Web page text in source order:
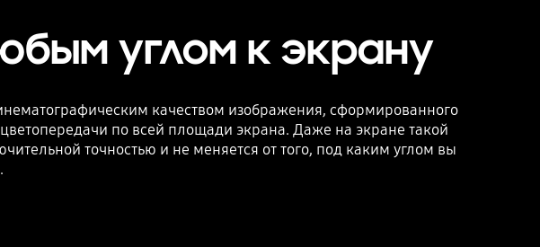
углом к экрану
качеством изображения, сформированного
цветопередачи по всей площади экрана. Даже на экране такой
точностью и не меняется от того, под каким углом вы